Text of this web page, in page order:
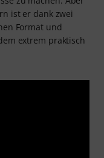
ist er dank zwei
Format und
extrem praktisch